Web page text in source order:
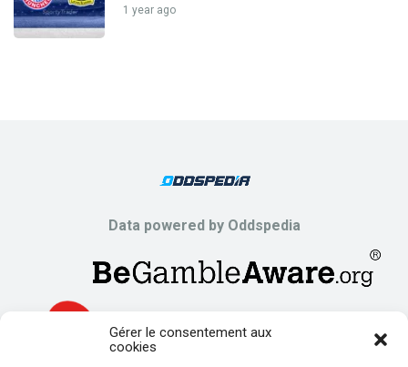
Gérer le consentement aux
cookies
1 year ago
Data powered by Oddspedia